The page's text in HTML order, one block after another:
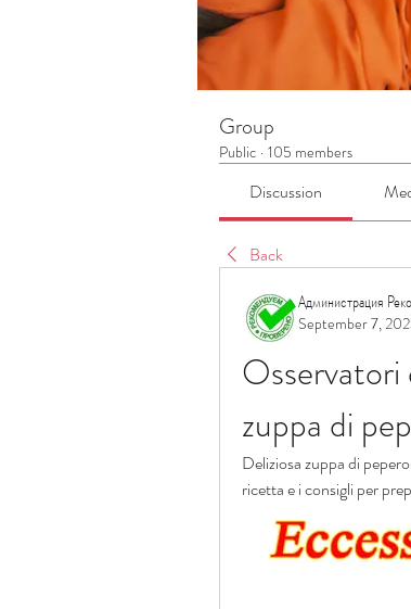
Group
Public · 105 members
Discussion
Back
Администрация
September 7,
zuppa di
Deliziosa zuppa di
ricetta e i consigli per